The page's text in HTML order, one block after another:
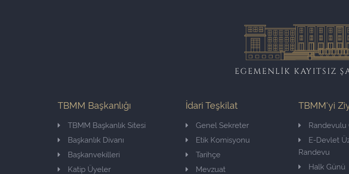
EGEMENLİK KAYITSIZ
TBMM Başkanlığı
TBMM Başkanlık Sitesi
Başkanlık Divanı
Başkanvekilleri
Katip Üyeler
İdari Teşkilat
Genel Sekreter
Etik Komisyonu
Tarihçe
Mevzuat
TBMM'yi
Randevulu
E-Devlet
Randevu
Halk Günü